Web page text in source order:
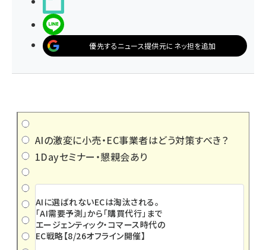
優先するニュース提供元にネッ担を追加
AIの激変に小売・EC事業者はどう対策すべき？
1Dayセミナー・懇親会あり
AIに選ばれないECは淘汰される。
「AI需要予測」から「購買代行」まで
エージェンティック・コマース時代の
EC戦略【8/26オフライン開催】